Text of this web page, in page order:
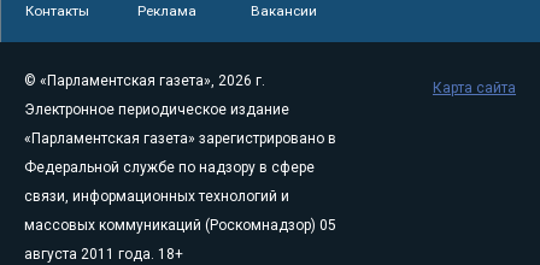
Контакты Реклама Вакансии
© «Парламентская газета», 2026 г.
Электронное периодическое издание
«Парламентская газета» зарегистрировано в
Федеральной службе по надзору в сфере
связи, информационных технологий и
массовых коммуникаций (Роскомнадзор) 05
августа 2011 года. 18+
Карта сайта